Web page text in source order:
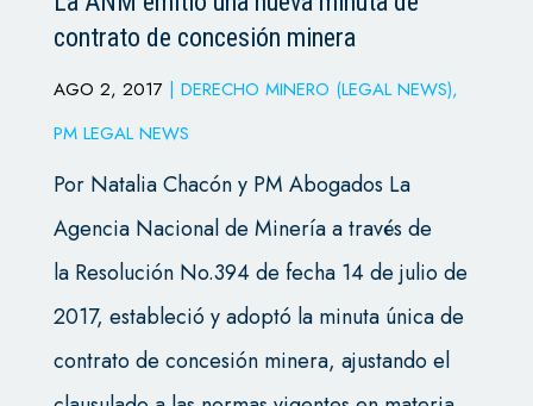
contrato de concesión minera
AGO 2, 2017| DERECHO MINERO (LEGAL NEWS),
PM LEGAL NEWS
Por Natalia Chacón y PM Abogados La
Agencia Nacional de Minería a través de
la Resolución No.394 de fecha 14 de julio de
2017, estableció y adoptó la minuta única de
contrato de concesión minera, ajustando el